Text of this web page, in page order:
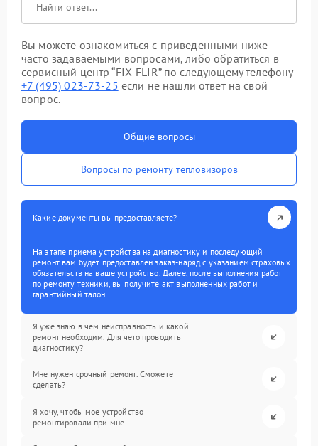
Вы можете ознакомиться с приведенными ниже
часто задаваемыми вопросами, либо обратиться в
сервисный центр “FIX-FLIR” по следующему телефону
+7 (495) 023-73-25 если не нашли ответ на свой
вопрос.
Общие вопросы
Вопросы по ремонту тепловизоров
Какие документы вы предоставляете?
На этапе приема устройства на диагностику и последующий
ремонт вам будет предоставлен заказ-наряд с указанием страховых
обязательств на ваше устройство. Далее, после выполнения работ
по ремонту техники, вы получите акт выполненных работ и
гарантийный талон.
Я уже знаю в чем неисправность и какой
ремонт необходим. Для чего проводить
диагностику?
Мне нужен срочный ремонт. Сможете
сделать?
Я хочу, чтобы мое устройство
ремонтировали при мне.